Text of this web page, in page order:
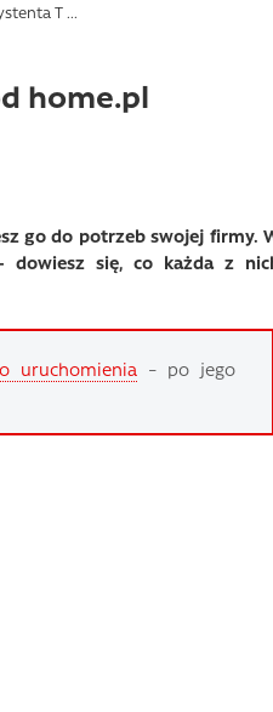
T ...
home.pl
go do potrzeb swojej firmy.
dowiesz się, co każda z
uruchomienia– po jego